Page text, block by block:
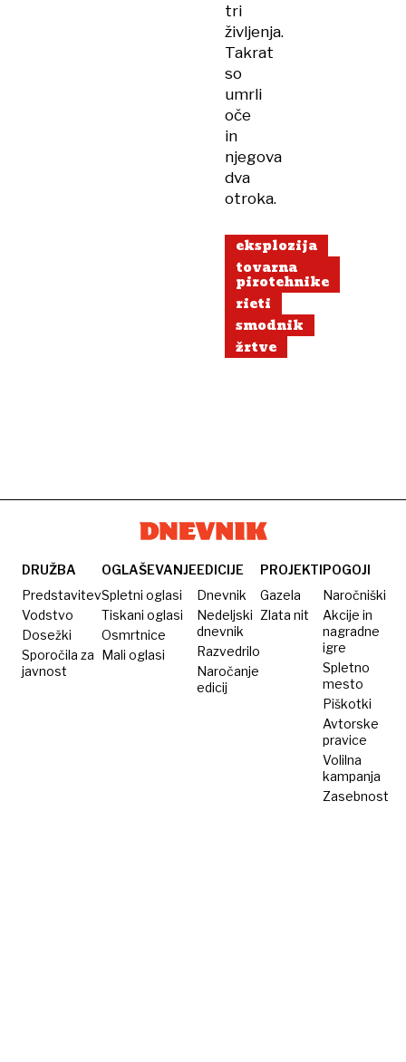
tri
življenja.
Takrat
so
umrli
oče
in
njegova
dva
otroka.
eksplozija
tovarna
pirotehnike
rieti
smodnik
žrtve
DRUŽBA
Predstavitev
Vodstvo
Dosežki
Sporočila za
javnost
OGLAŠEVANJE
Spletni oglasi
Tiskani oglasi
Osmrtnice
Mali oglasi
EDICIJE
Dnevnik
Nedeljski
dnevnik
Razvedrilo
Naročanje
edicij
PROJEKTI
Gazela
Zlata nit
POGOJI
Naročniški
Akcije in
nagradne
igre
Spletno
mesto
Piškotki
Avtorske
pravice
Volilna
kampanja
Zasebnost